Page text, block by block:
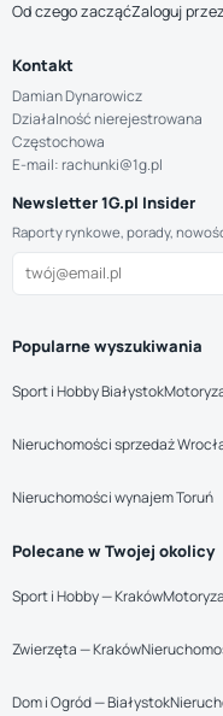
Od czego zacząćZaloguj
Kontakt
Damian Dynarowicz
Działalność nierejestrowana
Częstochowa
E-mail: rachunki@1g.pl
Newsletter 1G.pl Insider
Raporty rynkowe, porady,
Popularne wyszukiwania
Sport i Hobby Białystok
Nieruchomości sprzedaż
Nieruchomości wynajem Toruń
Polecane w Twojej okolicy
Sport i Hobby — Kraków
Zwierzęta — Kraków
Dom i Ogród — Białystok